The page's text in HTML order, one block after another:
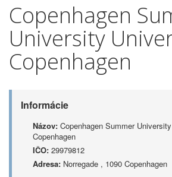
Copenhagen
University
Copenhagen
Informácie
Názov: Copenhagen Summer
Copenhagen
IČO: 29979812
Adresa: Norregade , 1090 Copenhagen